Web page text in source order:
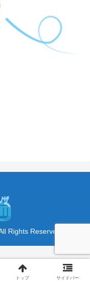
Rights Reserved.
トップ サイドバー